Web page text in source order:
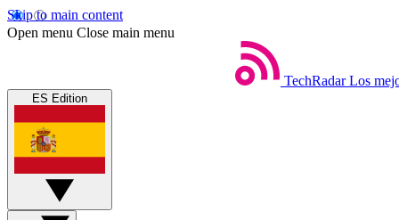
Skip to main content
Open menu Close main menu
TechRadar Los
ES Edition